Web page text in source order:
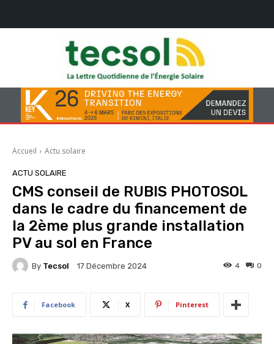
Accueil Actu solaire
ACTU SOLAIRE
CMS conseil de RUBIS PHOTOSOL
dans le cadre du financement de
la 2ème plus grande installation
PV au sol en France
By Tecsol 17 Décembre 2024 0
4
Facebook X Pinterest